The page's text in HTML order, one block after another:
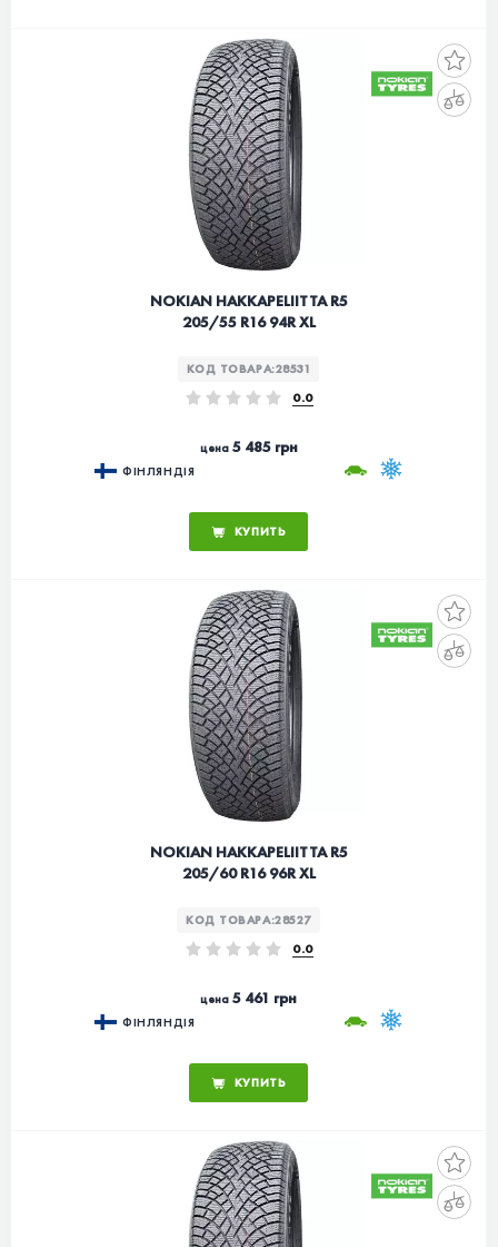
NOKIAN HAKKAPELIITTA R5
205/55 R16 94R XL
КОД ТОВАРА:28531
0.0
цена5 485 грн
ФІНЛЯНДІЯ
КУПИТЬ
NOKIAN HAKKAPELIITTA R5
205/60 R16 96R XL
КОД ТОВАРА:28527
0.0
цена 5 461 грн
ФІНЛЯНДІЯ
КУПИТЬ